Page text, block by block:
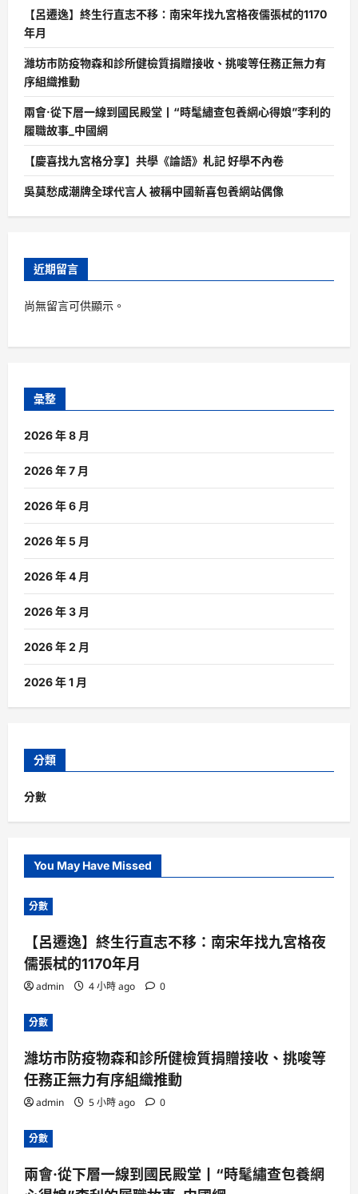
【呂遷逸】終生行直志不移：南宋年找九宮格夜儒張栻的1170
年月
濰坊市防疫物森和診所健檢質捐贈接收、挑唆等任務正無力有
序組織推動
兩會·從下層一線到國民殿堂丨“時髦繡查包養網心得娘”李利的
履職故事_中國網
【慶喜找九宮格分享】共學《論語》札記 好學不內卷
吳莫愁成潮牌全球代言人 被稱中國新喜包養網站偶像
近期留言
尚無留言可供顯示。
彙整
2026 年 8 月
2026 年 7 月
2026 年 6 月
2026 年 5 月
2026 年 4 月
2026 年 3 月
2026 年 2 月
2026 年 1 月
分類
分數
You May Have Missed
分數
【呂遷逸】終生行直志不移：南宋年找九宮格夜
儒張栻的1170年月
admin 4 小時 ago 0
分數
濰坊市防疫物森和診所健檢質捐贈接收、挑唆等
任務正無力有序組織推動
admin 5 小時 ago 0
分數
兩會·從下層一線到國民殿堂丨“時髦繡查包養網